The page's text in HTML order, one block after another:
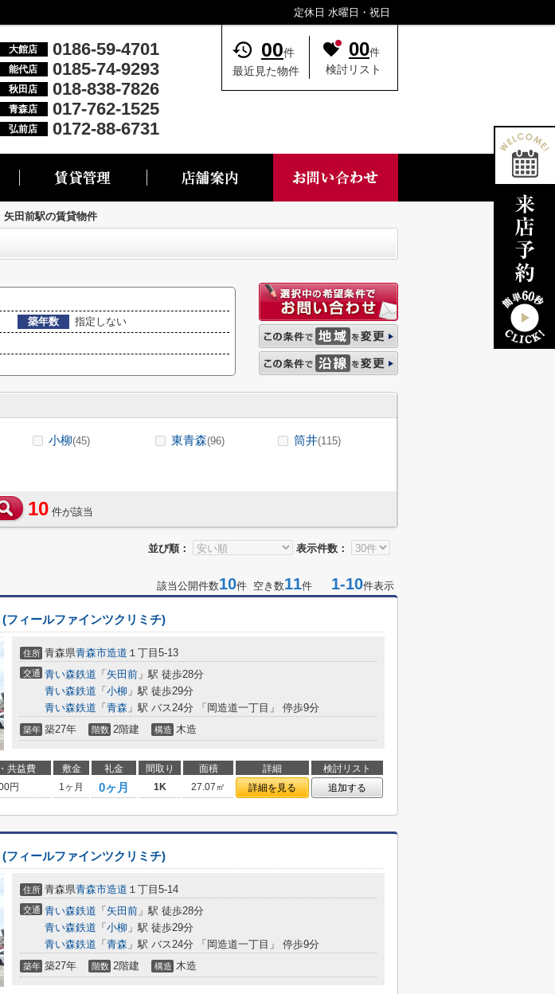
定休日 水曜日・祝日
大館店 0186-59-4701
能代店 0185-74-9293
秋田店 018-838-7826
青森店 017-762-1525
弘前店 0172-88-6731
00件
最近見た物件
00件
検討リスト
矢田前駅の賃貸物件
築年数
指定しない
小柳(45) 東青森(96) 筒井(115)
10 件が該当
並び順： 表示件数：
該当公開件数10件 空き数11件 1-10件表示
ィールファインツクリミチ)
住所 青森県青森市造道 １丁目5-13
交通 青い森鉄道 「 矢田前 」駅 徒歩28分
青い森鉄道 「 小柳 」駅 徒歩29分
青い森鉄道 「 青森 」駅 バス24分 「岡造道一丁目」 停歩9分
築年 築27年 階数 2階建 構造 木造
共益費 敷金 礼金 間取り 面積 詳細
検討リスト
円 1ヶ月 0ヶ月 1K 27.07㎡ 詳細を見る 追加する
ィールファインツクリミチ)
住所 青森県青森市造道 １丁目5-14
交通 青い森鉄道 「 矢田前 」駅 徒歩28分
青い森鉄道 「 小柳 」駅 徒歩29分
青い森鉄道 「 青森 」駅 バス24分 「岡造道一丁目」 停歩9分
築年 築27年 階数 2階建 構造 木造